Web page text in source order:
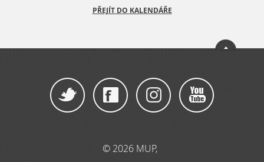
PŘEJÍT DO KALENDÁŘE
© 2026 MUP,